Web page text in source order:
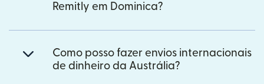
Remitly em Dominica?
Como posso fazer envios internacionais
de dinheiro da Austrália?